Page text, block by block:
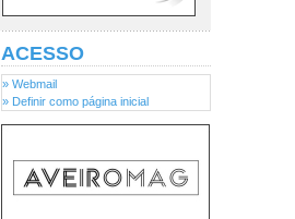
ACESSO
» Webmail
» Definir como página inicial